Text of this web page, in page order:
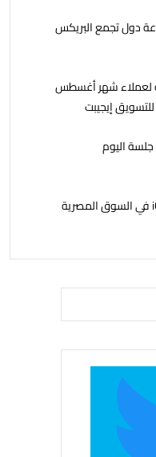
دول تجمع البريكس
لعملاء شهر أغسطس
للتسويق إيجيبت
جلسة اليوم